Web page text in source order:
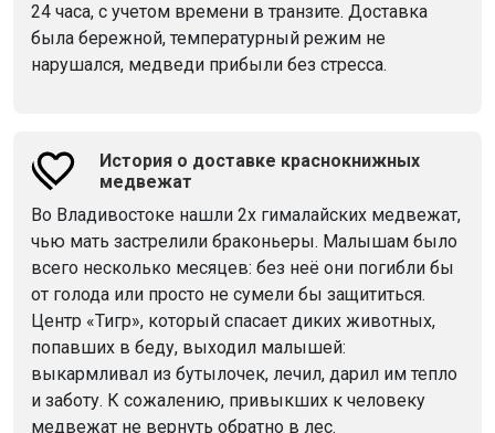
24 часа, с учетом времени в транзите. Доставка
была бережной, температурный режим не
нарушался, медведи прибыли без стресса.
История о доставке краснокнижных
медвежат
Во Владивостоке нашли 2х гималайских медвежат,
чью мать застрелили браконьеры. Малышам было
всего несколько месяцев: без неё они погибли бы
от голода или просто не сумели бы защититься.
Центр «Тигр», который спасает диких животных,
попавших в беду, выходил малышей:
выкармливал из бутылочек, лечил, дарил им тепло
и заботу. К сожалению, привыкших к человеку
медвежат не вернуть обратно в лес.